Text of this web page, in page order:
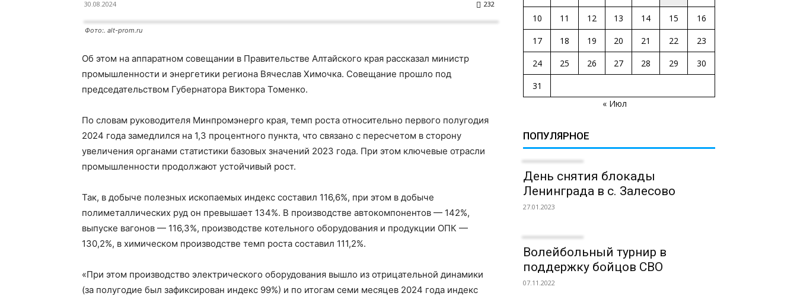
30.08.2024 232
Фото:. alt-prom.ru
Об этом на аппаратном совещании в Правительстве Алтайского края рассказал министр
промышленности и энергетики региона Вячеслав Химочка. Совещание прошло под
председательством Губернатора Виктора Томенко.
По словам руководителя Минпромэнерго края, темп роста относительно первого полугодия
2024 года замедлился на 1,3 процентного пункта, что связано с пересчетом в сторону
увеличения органами статистики базовых значений 2023 года. При этом ключевые отрасли
промышленности продолжают устойчивый рост.
Так, в добыче полезных ископаемых индекс составил 116,6%, при этом в добыче
полиметаллических руд он превышает 134%. В производстве автокомпонентов — 142%,
выпуске вагонов — 116,3%, производстве котельного оборудования и продукции ОПК —
130,2%, в химическом производстве темп роста составил 111,2%.
«При этом производство электрического оборудования вышло из отрицательной динамики
(за полугодие был зафиксирован индекс 99%) и по итогам семи месяцев 2024 года индекс
10
11 12 13 14 15
16
17
18 19 20 21 22
23
24
25 26 27 28 29
30
31
« Июл
ПОПУЛЯРНОЕ
День снятия блокады
Ленинграда в с. Залесово
27.01.2023
Волейбольный турнир в
поддержку бойцов СВО
07.11.2022